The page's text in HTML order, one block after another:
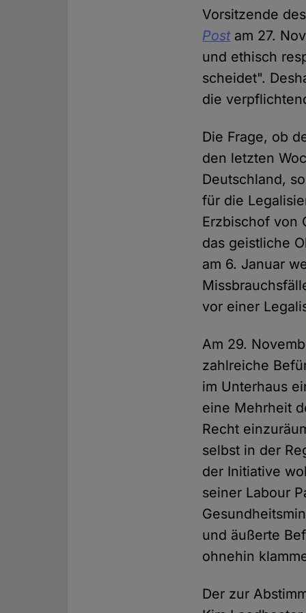
Vorsitzende
Postam 27.
und ethisch
scheidet".
die
Die Frage, ob
den letzten
Deutschland,
für die
Erzbischof von
das geistliche
am 6. Januar
vor einer
Am 29.
zahlreiche
im Unterhaus
eine Mehrheit
Recht
selbst in der
der Initiative
seiner Labour
und äußerte
ohnehin
Der zur